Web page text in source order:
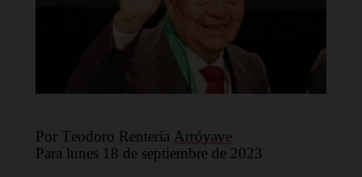
Por Teodoro Rentería Arróyave
Para lunes 18 de septiembre de 2023